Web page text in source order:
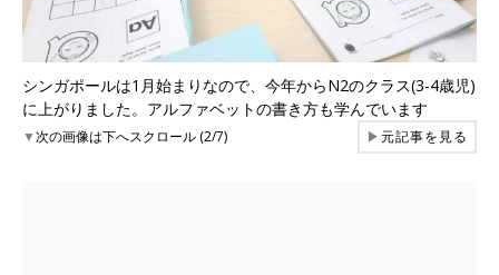
シンガポールは1月始まりなので、今年からN2のクラス(3-4歳児)
に上がりました。アルファベットの書き方も学んでいます
▼次の画像は下へスクロール (2/7) ▶元記事を見る